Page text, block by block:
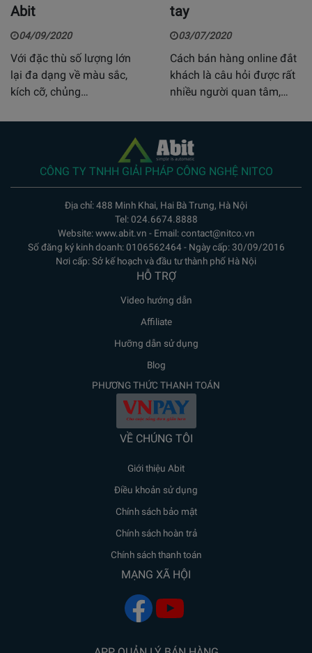
Abit
04/09/2020
Với đặc thù số lượng lớn
lại đa dạng về màu sắc,
kích cỡ, chủng…
tay
03/07/2020
Cách bán hàng online đắt
khách là câu hỏi được rất
nhiều người quan tâm,…
CÔNG TY TNHH GIẢI PHÁP CÔNG NGHỆ NITCO
Địa chỉ: 488 Minh Khai, Hai Bà Trưng, Hà Nội
Tel: 024.6674.8888
Website: www.abit.vn - Email: contact@nitco.vn
Số đăng ký kinh doanh: 0106562464 - Ngày cấp: 30/09/2016
Nơi cấp: Sở kế hoạch và đầu tư thành phố Hà Nội
HỖ TRỢ
Video hướng dẫn
Affiliate
Hưỡng dẫn sử dụng
Blog
PHƯƠNG THỨC THANH TOÁN
VỀ CHÚNG TÔI
Giới thiệu Abit
Điều khoản sử dụng
Chính sách bảo mật
Chính sách hoàn trả
Chính sách thanh toán
MẠNG XÃ HỘI